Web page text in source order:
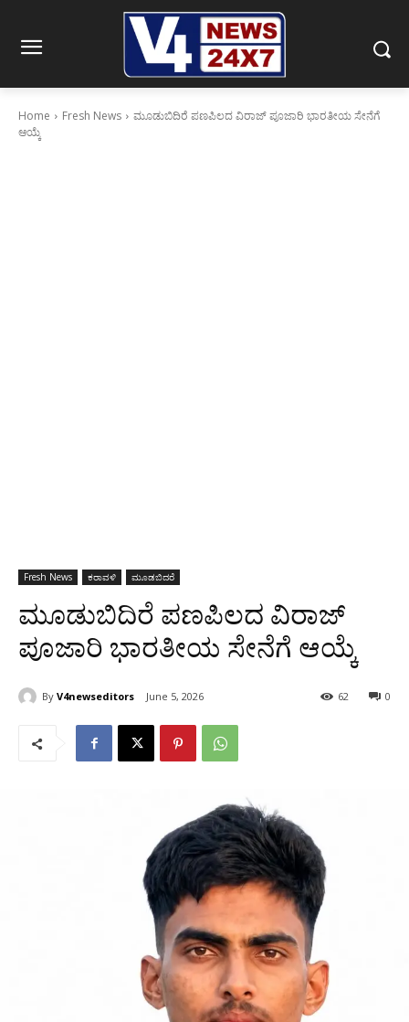
Home Fresh News
ಮೂಡುಬಿದಿರೆ ಪಣಪಿಲದ ವಿರಾಜ್ ಪೂಜಾರಿ ಭಾರತೀಯ ಸೇನೆಗೆ
ಆಯ್ಕೆ
Fresh News ಕರಾವಳಿ ಮೂಡಬಿದರೆ
ಮೂಡುಬಿದಿರೆ ಪಣಪಿಲದ ವಿರಾಜ್
ಪೂಜಾರಿ ಭಾರತೀಯ ಸೇನೆಗೆ ಆಯ್ಕೆ
By V4newseditors June 5, 2026 0
62